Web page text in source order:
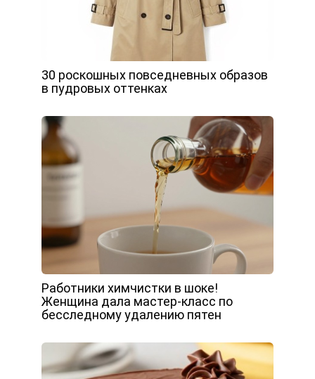
30 роскошных повседневных образов
в пудровых оттенках
Работники химчистки в шоке!
Женщина дала мастер-класс по
бесследному удалению пятен